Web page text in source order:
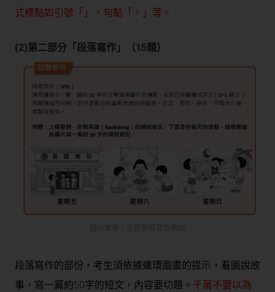
式標點如引號「」，句點「。」等。
(2)第二部分「段落寫作」（15題）
段落寫作的部份，考生須依據連環圖畫的提示，看圖說故
事，寫一篇約50字的短文，內容要切題。 千萬不要以為